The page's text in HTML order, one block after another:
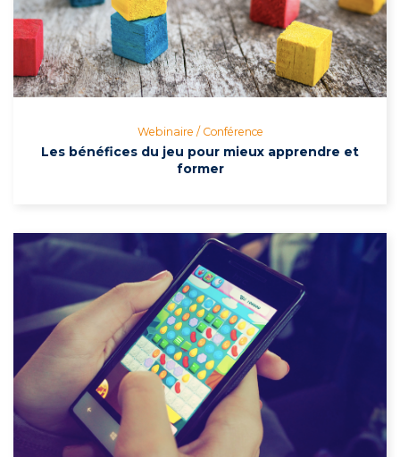
Webinaire / Conférence
Les bénéfices du jeu pour mieux apprendre et
former